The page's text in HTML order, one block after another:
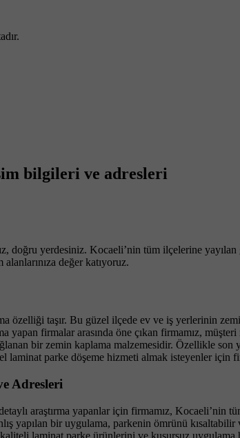
bilgileri ve adresleri
doğru yerdesiniz. Kocaeli’nin tüm ilçelerine
değer katıyoruz.
özelliği taşır. Bu güzel ilçede ev ve iş yerlerinin
firmalar arasında öne çıkan firmamız,
bir zemin kaplama malzemesidir. Özellikle
parke döşeme hizmeti almak isteyenler için
Adresleri
araştırma yapanlar için firmamız, Kocaeli’nin
yapılan bir uygulama, parkenin ömrünü
laminat parke ürünlerini ve kusursuz uygulama